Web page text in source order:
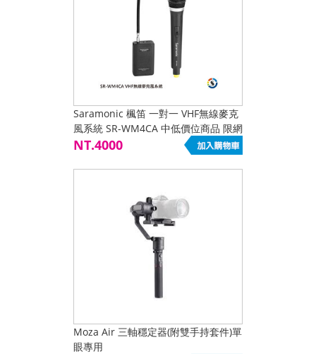
Saramonic 楓笛 一對一 VHF無線麥克
風系統 SR-WM4CA 中低價位商品 限網
路下單
NT.4000
Moza Air 三軸穩定器(附雙手持套件)單
眼專用